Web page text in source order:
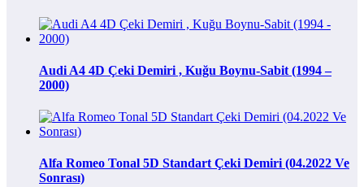
Audi A4 4D Çeki Demiri , Kuğu Boynu-Sabit (1994 –
2000)
Alfa Romeo Tonal 5D Standart Çeki Demiri (04.2022 Ve
Sonrası)